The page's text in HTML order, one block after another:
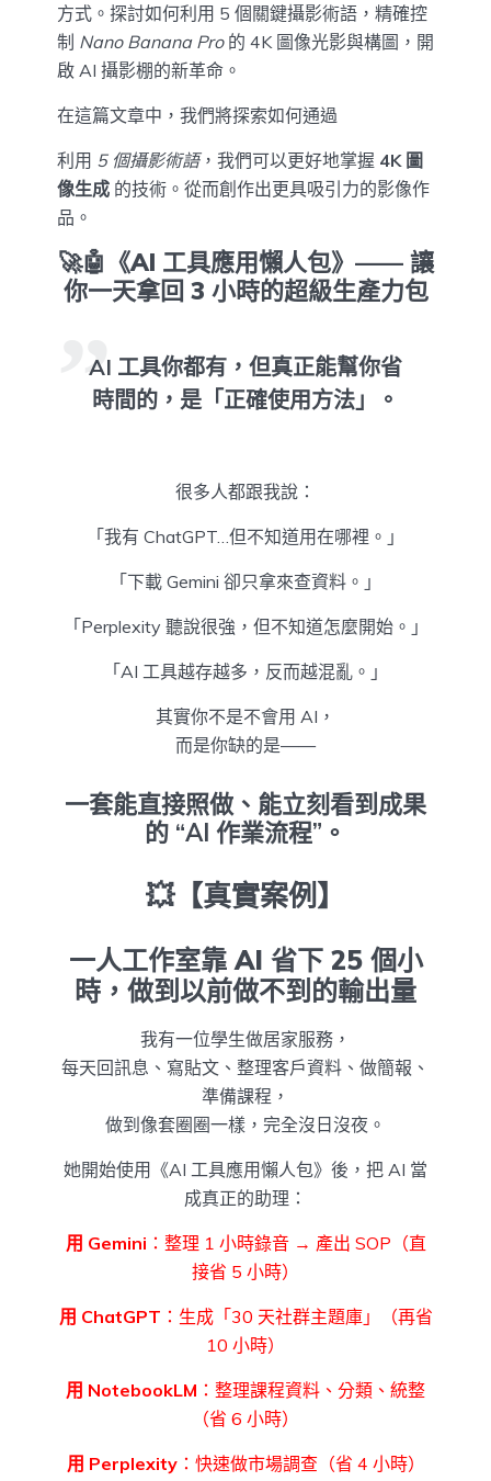
方式。探討如何利用 5 個關鍵攝影術語，精確控
制 Nano Banana Pro的 4K 圖像光影與構圖，開
啟 AI 攝影棚的新革命。
在這篇文章中，我們將探索如何通過
利用 5 個攝影術語，我們可以更好地掌握 4K 圖
像生成 的技術。從而創作出更具吸引力的影像作
品。
🚀🤖《AI 工具應用懶人包》—— 讓
你一天拿回 3 小時的超級生產力包
AI 工具你都有，但真正能幫你省
時間的，是「正確使用方法」。
很多人都跟我說：
「我有 ChatGPT…但不知道用在哪裡。」
「下載 Gemini 卻只拿來查資料。」
「Perplexity 聽說很強，但不知道怎麼開始。」
「AI 工具越存越多，反而越混亂。」
其實你不是不會用 AI，
而是你缺的是——
一套能直接照做、能立刻看到成果
的 “AI 作業流程”。
💥【真實案例】
一人工作室靠 AI 省下 25 個小
時，做到以前做不到的輸出量
我有一位學生做居家服務，
每天回訊息、寫貼文、整理客戶資料、做簡報、
準備課程，
做到像套圈圈一樣，完全沒日沒夜。
她開始使用《AI 工具應用懶人包》後，把 AI 當
成真正的助理：
用 Gemini ：整理 1 小時錄音 → 產出 SOP（直
接省 5 小時）
用 ChatGPT ：生成「30 天社群主題庫」（再省
10 小時）
用 NotebookLM ：整理課程資料、分類、統整
（省 6 小時）
用 Perplexity：快速做市場調查（省 4 小時）